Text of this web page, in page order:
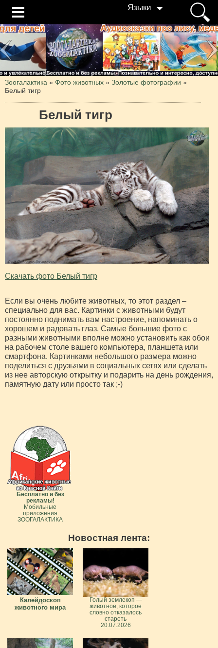
Языки
Зоогалактика » Фото животных » Золотые фотографии »
Белый тигр
Белый тигр
Скачать фото Белый тигр
Если вы очень любите животных, то этот раздел –
специально для вас. Картинки с животными будут
постоянно поднимать вам настроение, напоминать о
хорошем и радовать глаз. Самые большие фото с
разными животными вполне можно установить как обои
на рабочем столе вашего компьютера, планшета или
смартфона. Картинками небольшого размера можно
поделиться с друзьями в социальных сетях или сделать
из нее авторскую открытку и подарить на день рождения,
памятную дату или просто так ;-)
Бесплатно и без
рекламы!
Мобильные
приложения
ЗООГАЛАКТИКА
Новостная лента:
Калейдоскоп
животного мира
Голый землекоп —
животное, которое
словно отказалось
стареть
20.07.2026